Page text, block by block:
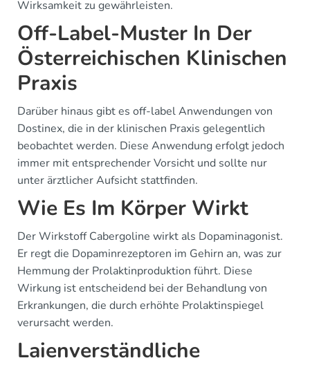
Wirksamkeit zu gewährleisten.
Off-Label-Muster In Der
Österreichischen Klinischen
Praxis
Darüber hinaus gibt es off-label Anwendungen von
Dostinex, die in der klinischen Praxis gelegentlich
beobachtet werden. Diese Anwendung erfolgt jedoch
immer mit entsprechender Vorsicht und sollte nur
unter ärztlicher Aufsicht stattfinden.
Wie Es Im Körper Wirkt
Der Wirkstoff Cabergoline wirkt als Dopaminagonist.
Er regt die Dopaminrezeptoren im Gehirn an, was zur
Hemmung der Prolaktinproduktion führt. Diese
Wirkung ist entscheidend bei der Behandlung von
Erkrankungen, die durch erhöhte Prolaktinspiegel
verursacht werden.
Laienverständliche